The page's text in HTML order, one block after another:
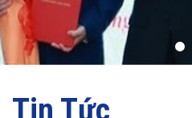
Tin Tức